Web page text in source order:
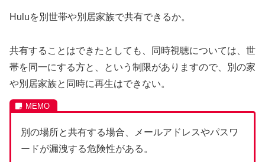
Huluを別世帯や別居家族で共有できるか。
共有することはできたとしても、同時視聴については、世
帯を同一にする方と、という制限がありますので、別の家
や別居家族と同時に再生はできない。
別の場所と共有する場合、メールアドレスやパスワ
ードが漏洩する危険性がある。